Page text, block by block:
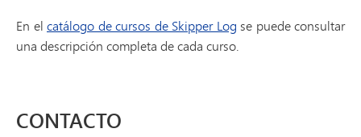
En el catálogo de cursos de Skipper Log se puede consultar
una descripción completa de cada curso.
CONTACTO